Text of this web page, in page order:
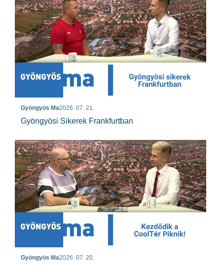
Gyöngyös Ma2026. 07. 21.
Gyöngyösi Sikerek Frankfurtban
Gyöngyös Ma2026. 07. 20.